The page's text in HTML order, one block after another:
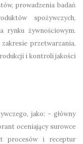
prowadzenia badań
spożywczych,
rynku żywnościowym.
przetwarzania,
i kontroli jakości
jako: - główny
oceniający surowce
procesów i receptur